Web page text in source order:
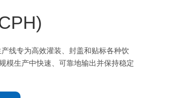
线专为高效灌装、封盖和贴标各种饮
模生产中快速、可靠地输出并保持稳定